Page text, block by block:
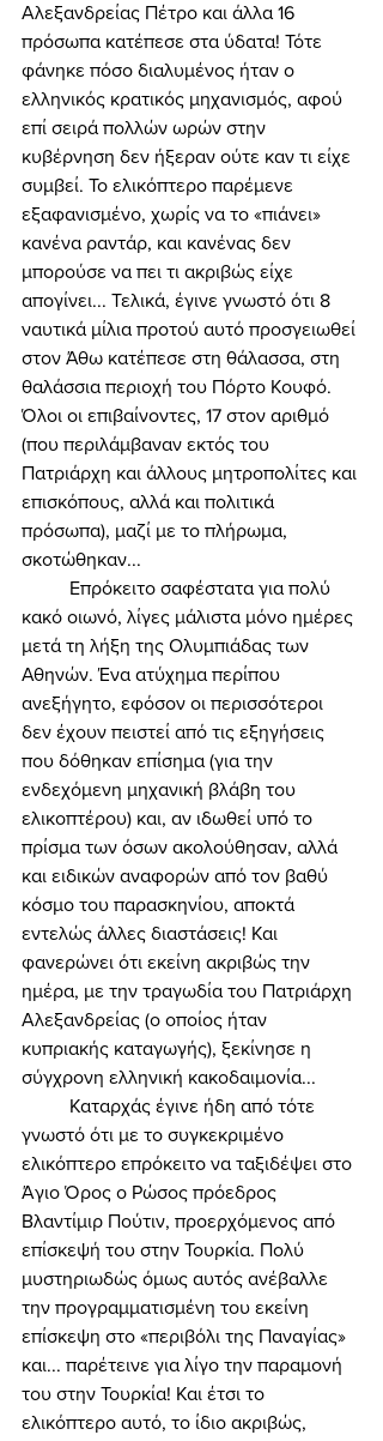
Αλεξανδρείας Πέτρο και άλλα 16
πρόσωπα κατέπεσε στα ύδατα! Τότε
φάνηκε πόσο διαλυμένος ήταν ο
ελληνικός κρατικός μηχανισμός, αφού
επί σειρά πολλών ωρών στην
κυβέρνηση δεν ήξεραν ούτε καν τι είχε
συμβεί. Το ελικόπτερο παρέμενε
εξαφανισμένο, χωρίς να το «πιάνει»
κανένα ραντάρ, και κανένας δεν
μπορούσε να πει τι ακριβώς είχε
απογίνει... Τελικά, έγινε γνωστό ότι 8
ναυτικά μίλια προτού αυτό προσγειωθεί
στον Άθω κατέπεσε στη θάλασσα, στη
θαλάσσια περιοχή του Πόρτο Κουφό.
Όλοι οι επιβαίνοντες, 17 στον αριθμό
(που περιλάμβαναν εκτός του
Πατριάρχη και άλλους μητροπολίτες και
επισκόπους, αλλά και πολιτικά
πρόσωπα), μαζί με το πλήρωμα,
σκοτώθηκαν...
κακό οιωνό, λίγες μάλιστα μόνο ημέρες
μετά τη λήξη της Ολυμπιάδας των
Αθηνών. Ένα ατύχημα περίπου
ανεξήγητο, εφόσον οι περισσότεροι
δεν έχουν πειστεί από τις εξηγήσεις
που δόθηκαν επίσημα (για την
ενδεχόμενη μηχανική βλάβη του
ελικοπτέρου) και, αν ιδωθεί υπό το
πρίσμα των όσων ακολούθησαν, αλλά
και ειδικών αναφορών από τον βαθύ
κόσμο του παρασκηνίου, αποκτά
εντελώς άλλες διαστάσεις! Και
φανερώνει ότι εκείνη ακριβώς την
ημέρα, με την τραγωδία του Πατριάρχη
Αλεξανδρείας (ο οποίος ήταν
κυπριακής καταγωγής), ξεκίνησε η
σύγχρονη ελληνική κακοδαιμονία...
γνωστό ότι με το συγκεκριμένο
ελικόπτερο επρόκειτο να ταξιδέψει στο
Άγιο Όρος ο Ρώσος πρόεδρος
Βλαντίμιρ Πούτιν, προερχόμενος από
επίσκεψή του στην Τουρκία. Πολύ
μυστηριωδώς όμως αυτός ανέβαλλε
την προγραμματισμένη του εκείνη
επίσκεψη στο «περιβόλι της Παναγίας»
και... παρέτεινε για λίγο την παραμονή
του στην Τουρκία! Και έτσι το
ελικόπτερο αυτό, το ίδιο ακριβώς,